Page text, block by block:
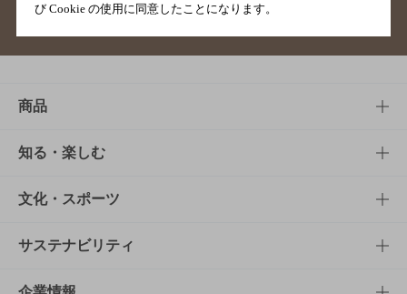
ご意見・ご感想
商品
商品TOP
商品一覧
商品発売情報
栄養成分一覧
知る・楽しむ
知る・楽しむTOP
キャンペーン
工場見学
文化・スポーツ
文化・スポーツTOP
サントリーホール
サステナビリティ
サステナビリティTOP
び Cookie の使用に同意したことになります。